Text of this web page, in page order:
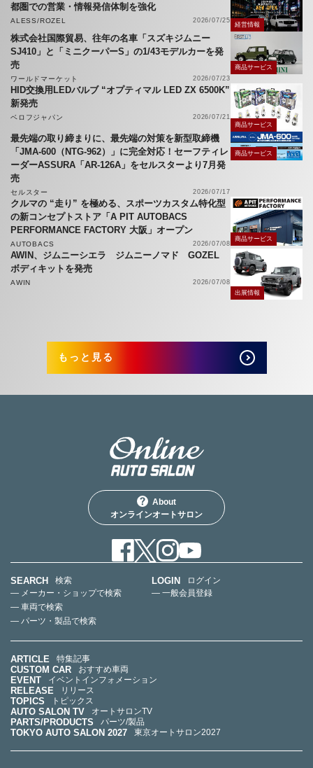
都圏での営業・情報発信体制を強化
ALESS/ROZEL 2026/07/25
経営情報
株式会社国際貿易、往年の名車「スズキジムニー
SJ410」と「ミニクーパーS」の1/43モデルカーを発
売
ワールドマーケット 2026/07/23
商品サービス
HID交換用LEDバルブ “オプティマル LED ZX 6500K”
新発売
ベロフジャパン
2026/07/21
商品サービス
最先端の取り締まりに、最先端の対策を新型取締機
「JMA-600（NTG-962）」に完全対応！セーフティレ
ーダーASSURA「AR-126A」をセルスターより7月発
売
セルスター 2026/07/17
商品サービス
クルマの “走り” を極める、スポーツカスタム特化型
の新コンセプトストア「A PIT AUTOBACS
PERFORMANCE FACTORY 大阪」オープン
AUTOBACS 2026/07/08
商品サービス
AWIN、ジムニーシエラ ジムニーノマド GOZEL
ボディキットを発売
AWIN
2026/07/08
出展情報
もっと見る
About
オンラインオートサロン
SEARCH
検索
— メーカー・ショップで検索
— 車両で検索
— パーツ・製品で検索
LOGIN
ログイン
— 一般会員登録
ARTICLE 特集記事
CUSTOM CAR おすすめ車両
EVENT イベントインフォメーション
RELEASE リリース
TOPICS トピックス
AUTO SALON TV オートサロンTV
PARTS/PRODUCTS パーツ/製品
TOKYO AUTO SALON 2027 東京オートサロン2027